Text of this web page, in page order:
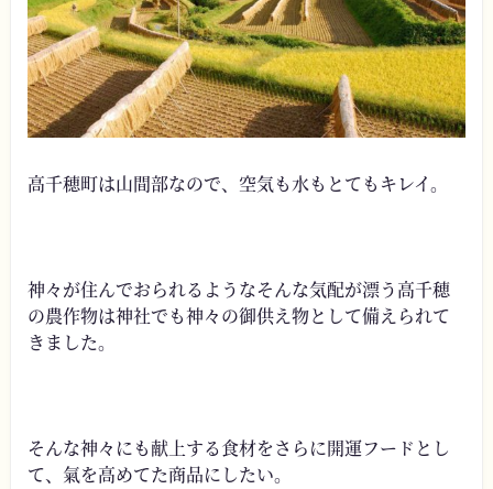
高千穂町は山間部なので、空気も水もとてもキレイ。
神々が住んでおられるようなそんな気配が漂う高千穂
の農作物は神社でも神々の御供え物として備えられて
きました。
そんな神々にも献上する食材をさらに開運フードとし
て、氣を高めてた商品にしたい。